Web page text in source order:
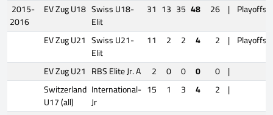
2015-
2016
EV Zug U18 Swiss U18-
Elit
31 13 35 48 26 | Playoffs
EV Zug U21 Swiss U21-
Elit
11 2 2 4 2 | Playoffs
EV Zug U21 RBS Elite Jr. A 2 0 0 0 0 |
Switzerland
U17 (all)
International-
Jr
15 1 3 4 2 |